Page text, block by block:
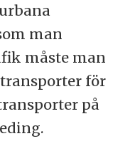
man
måste man
för
på